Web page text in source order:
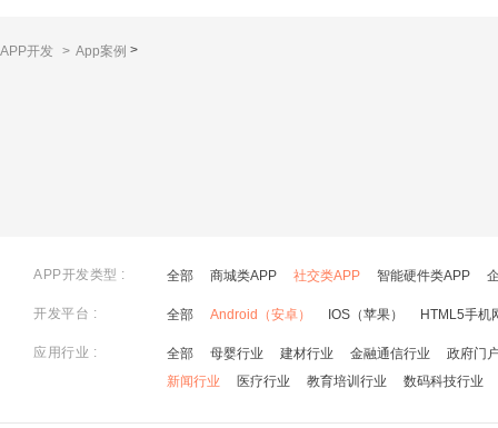
APP开发 > App案例 >
APP开发类型 : 全部 商城类APP 社交类APP 智能硬件类APP
开发平台 : 全部 Android（安卓） IOS（苹果） HTML5手机
应用行业 : 全部 母婴行业 建材行业 金融通信行业
政府门
新闻行业
医疗行业 教育培训行业 数码科技行业